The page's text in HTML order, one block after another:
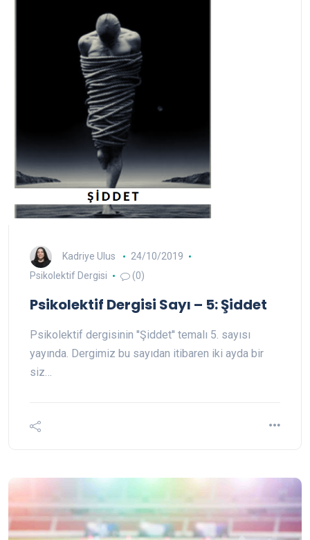
Kadriye Ulus
24/10/2019
Psikolektif Dergisi
(0)
Psikolektif Dergisi Sayı – 5: Şiddet
Psikolektif dergisinin ''Şiddet'' temalı 5. sayısı
yayında. Dergimiz bu sayıdan itibaren iki ayda bir
siz…